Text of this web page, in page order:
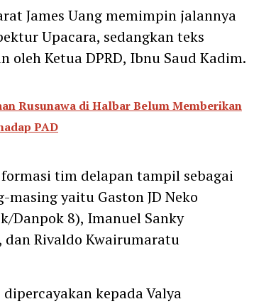
James Uang memimpin jalannya
Upacara, sedangkan teks
oleh Ketua DPRD, Ibnu Saud Kadim.
Rusunawa di Halbar Belum Memberikan
PAD
tim delapan tampil sebagai
yaitu Gaston JD Neko
Danpok 8), Imanuel Sanky
dan Rivaldo Kwairumaratu
kepada Valya